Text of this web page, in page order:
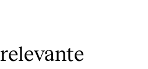
relevante